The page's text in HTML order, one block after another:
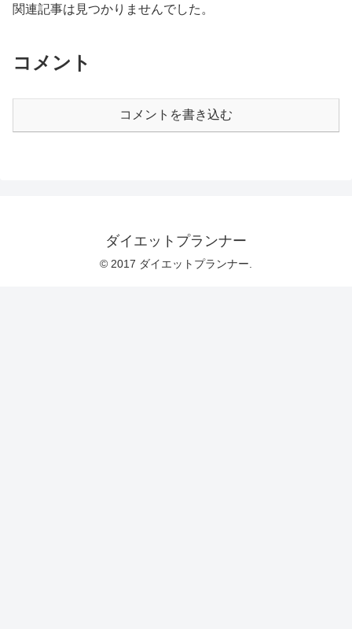
関連記事は見つかりませんでした。
コメント
コメントを書き込む
ダイエットプランナー
© 2017 ダイエットプランナー.